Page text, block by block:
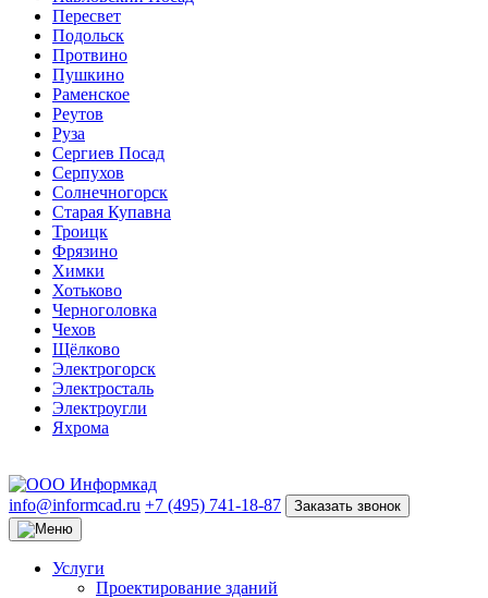
Пересвет
Подольск
Протвино
Пушкино
Раменское
Реутов
Руза
Сергиев Посад
Серпухов
Солнечногорск
Старая Купавна
Троицк
Фрязино
Химки
Хотьково
Черноголовка
Чехов
Щёлково
Электрогорск
Электросталь
Электроугли
Яхрома
info@informcad.ru +7 (495) 741-18-87 Заказать звонок
Услуги
Проектирование зданий